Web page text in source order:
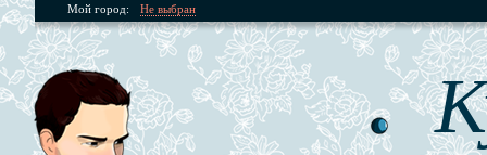
Мой город: Не выбран